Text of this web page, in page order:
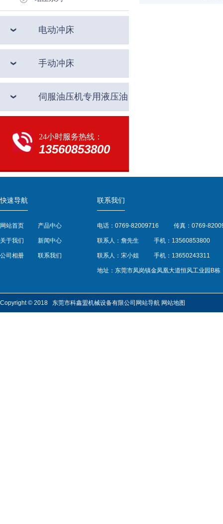
电动冲床
手动冲床
伺服油压机专用液压油
24小时服务热线：
13560853800
快速导航
网站首页 产品中心
关于我们 新闻中心
公司相册 联系我们
联系我们
电话：0769-82009716 传真：0769-
联系人：詹先生 手机：13560853800
联系人：宋小姐 手机：13650243311
地址：东莞市凤岗镇金凤凰大道恒风工业园B栋
Copyright © 2018 东莞市科鑫盟机械设备有限公司 网站导航 网站地图